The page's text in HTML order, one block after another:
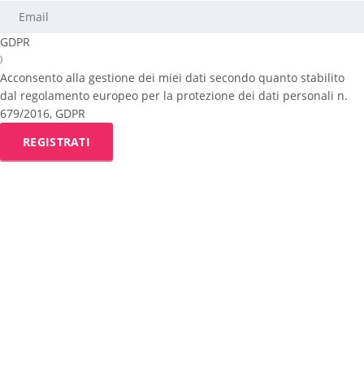
GDPR
Acconsento alla gestione dei miei dati secondo quanto stabilito
dal regolamento europeo per la protezione dei dati personali n.
679/2016, GDPR
REGISTRATI